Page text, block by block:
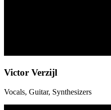
Victor Verzijl
Vocals, Guitar, Synthesizers